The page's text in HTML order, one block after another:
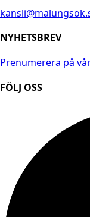
NYHETSBREV
Prenumerera på
FÖLJ OSS